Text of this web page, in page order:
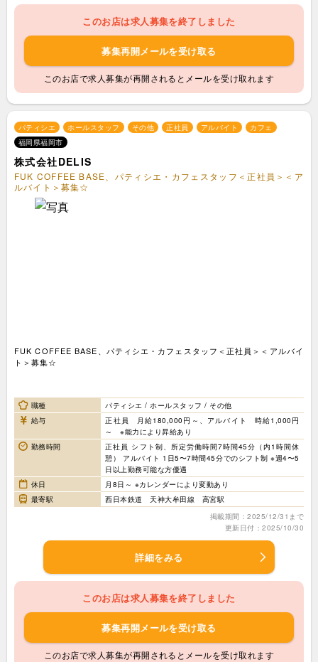
このお店は求人募集を終了しました
募集再開メールを受け取る
このお店で求人募集が再開されるとメールを受け取れます
パティシエ ホールスタッフ その他 正社員 アルバイト
カフェ
福岡県福岡市
株式会社DELIS
FUK COFFEE BASE、パティシエ・カフェスタッフ＜正社員＞＜ア
ルバイト＞募集☆
FUK COFFEE BASE、パティシエ・カフェスタッフ＜正社員＞＜アルバイ
ト＞募集☆
職種
パティシエ / ホールスタッフ / その他
給与
正社員 月給180,000円～、アルバイト 時給1,000円
～ ※能力により昇給あり
勤務時間
正社員 シフト制、所定労働時間7時間45分（内1時間休
憩） アルバイト 1日5〜7時間45分でのシフト制 ※週4〜5
日以上勤務可能な方優遇
休日
月8日～ ※カレンダーにより変動あり
最寄駅
西日本鉄道 天神大牟田線 高宮駅
掲載期間：2025/12/31まで
更新日付：2025/10/30
詳細をみる
このお店は求人募集を終了しました
募集再開メールを受け取る
このお店で求人募集が再開されるとメールを受け取れます